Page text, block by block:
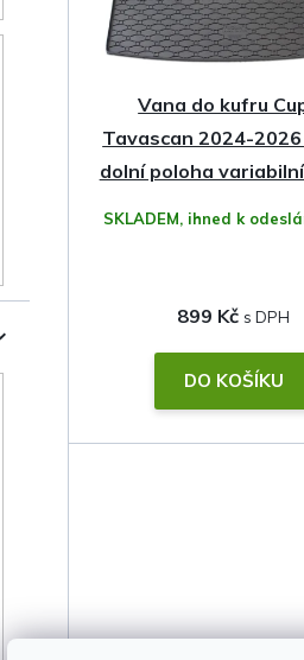
t
Vana do kufru
Tavascan 2024-
dolní poloha
SKLADEM, ihned k
899 Kč
DO KOŠÍKU